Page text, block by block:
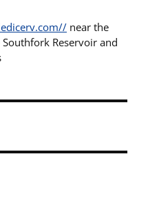
near the
Reservoir and